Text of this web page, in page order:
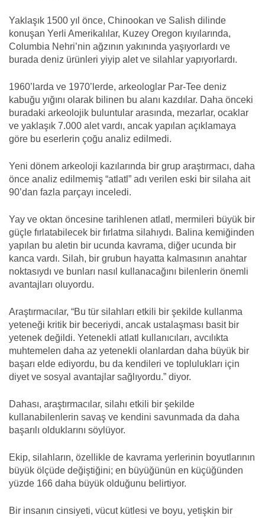
Yaklaşık 1500 yıl önce, Chinookan ve Salish dilinde
konuşan Yerli Amerikalılar, Kuzey Oregon kıyılarında,
Columbia Nehri’nin ağzının yakınında yaşıyorlardı ve
burada deniz ürünleri yiyip alet ve silahlar yapıyorlardı.
1960’larda ve 1970’lerde, arkeologlar Par-Tee deniz
kabuğu yığını olarak bilinen bu alanı kazdılar. Daha önceki
buradaki arkeolojik buluntular arasında, mezarlar, ocaklar
ve yaklaşık 7.000 alet vardı, ancak yapılan açıklamaya
göre bu eserlerin çoğu analiz edilmedi.
Yeni dönem arkeoloji kazılarında bir grup araştırmacı, daha
önce analiz edilmemiş “atlatl” adı verilen eski bir silaha ait
90’dan fazla parçayı inceledi.
Yay ve oktan öncesine tarihlenen atlatl, mermileri büyük bir
güçle fırlatabilecek bir fırlatma silahıydı. Balina kemiğinden
yapılan bu aletin bir ucunda kavrama, diğer ucunda bir
kanca vardı. Silah, bir grubun hayatta kalmasının anahtar
noktasıydı ve bunları nasıl kullanacağını bilenlerin önemli
avantajları oluyordu.
Araştırmacılar, “Bu tür silahları etkili bir şekilde kullanma
yeteneği kritik bir beceriydi, ancak ustalaşması basit bir
yetenek değildi. Yetenekli atlatl kullanıcıları, avcılıkta
muhtemelen daha az yetenekli olanlardan daha büyük bir
başarı elde ediyordu, bu da kendileri ve toplulukları için
diyet ve sosyal avantajlar sağlıyordu.” diyor.
Dahası, araştırmacılar, silahı etkili bir şekilde
kullanabilenlerin savaş ve kendini savunmada da daha
başarılı olduklarını söylüyor.
Ekip, silahların, özellikle de kavrama yerlerinin boyutlarının
büyük ölçüde değiştiğini; en büyüğünün en küçüğünden
yüzde 166 daha büyük olduğunu belirtiyor.
Bir insanın cinsiyeti, vücut kütlesi ve boyu, yetişkin bir